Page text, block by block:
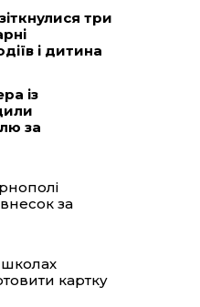
три
і дитина
із
за
за
школах
картку